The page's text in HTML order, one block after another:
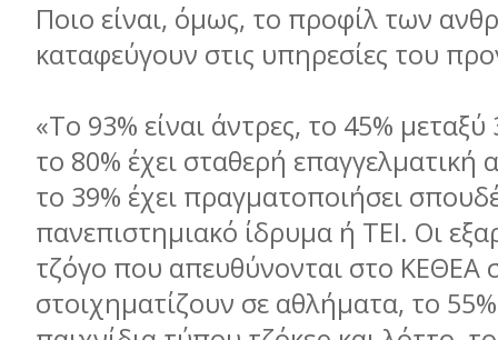
Ποιο είναι, όµως, το προφίλ των
καταφεύγουν στις υπηρεσίες του
«Το 93% είναι άντρες, το 45%
το 80% έχει σταθερή
το 39% έχει πραγµατοποιήσει
πανεπιστηµιακό ίδρυµα ή ΤΕΙ. Οι
τζόγο που απευθύνονται στο ΚΕΘΕΑ
στοιχηµατίζουν σε αθλήµατα, το 55%